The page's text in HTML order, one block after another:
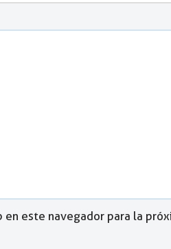
este navegador para la